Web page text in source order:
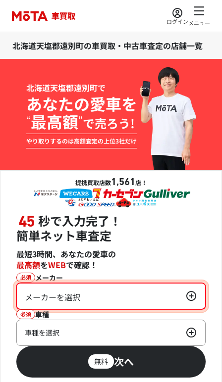
ログインメニュー
北海道天塩郡遠別町の車買取・中古車査定の店舗一覧
北海道天塩郡遠別町で
あなたの愛車を
“最高額”で売ろう!
やり取りするのは高額査定の上位3社だけ
提携買取店数1,561 店！
45 秒で入力完了！
簡単ネット車査定
最短3時間、あなたの愛車の
最高額をWEBで確認！
必須 メーカー
メーカーを選択
必須 車種
車種を選択
無料 次へ